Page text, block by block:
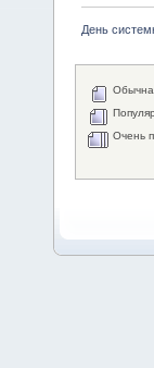
День
Очень